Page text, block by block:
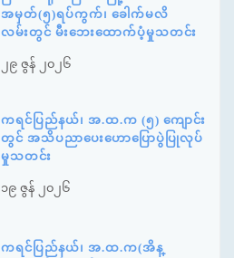
အမှတ်(၅)ရပ်ကွက်၊ ခေါက်မလိ
လမ်းတွင် မီးဘေးထောက်ပံ့မှုသတင်း
၂၉ ဇွန် ၂၀၂၆
ကရင်ပြည်နယ်၊ အ.ထ.က (၅) ကျောင်း
တွင် အသိပညာပေးဟောပြောပွဲပြုလုပ်
မှုသတင်း
၁၉ ဇွန် ၂၀၂၆
ကရင်ပြည်နယ်၊ အ.ထ.က(အိန္